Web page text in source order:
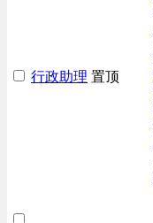
行政助理 置顶